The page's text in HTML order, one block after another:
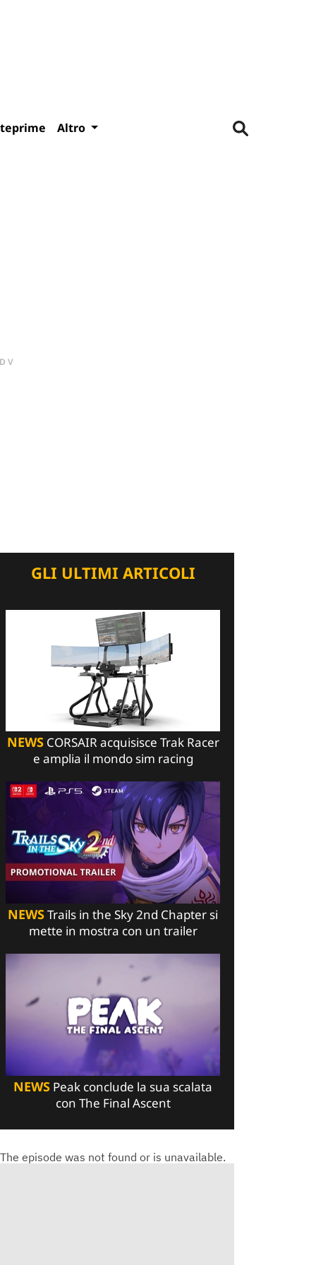
Altro
GLI ULTIMI ARTICOLI
NEWSCORSAIR acquisisce Trak Racer
e amplia il mondo sim racing
NEWSTrails in the Sky 2nd Chapter si
mette in mostra con un trailer
NEWS Peak conclude la sua scalata
con The Final Ascent